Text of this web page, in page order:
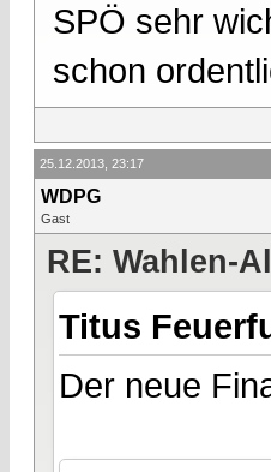
SPÖ sehr
schon
25.12.2013, 23:17
WDPG
Gast
RE: Wahlen-
Titus
Der neue